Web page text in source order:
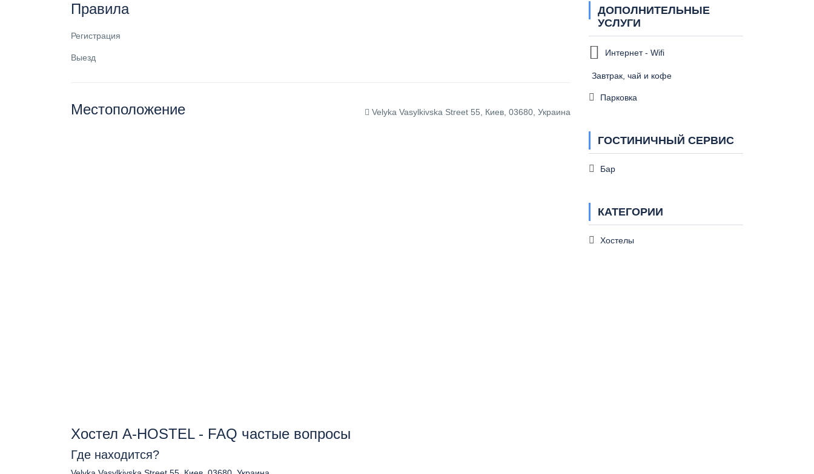
Правила
Регистрация
Выезд
Местоположение Velyka Vasylkivska Street 55, Киев, 03680, Украина
Хостел A-HOSTEL - FAQ частые вопросы
Где находится?
ДОПОЛНИТЕЛЬНЫЕ
УСЛУГИ
Интернет - Wifi
Завтрак, чай и кофе
Парковка
ГОСТИНИЧНЫЙ СЕРВИС
Бар
КАТЕГОРИИ
Хостелы